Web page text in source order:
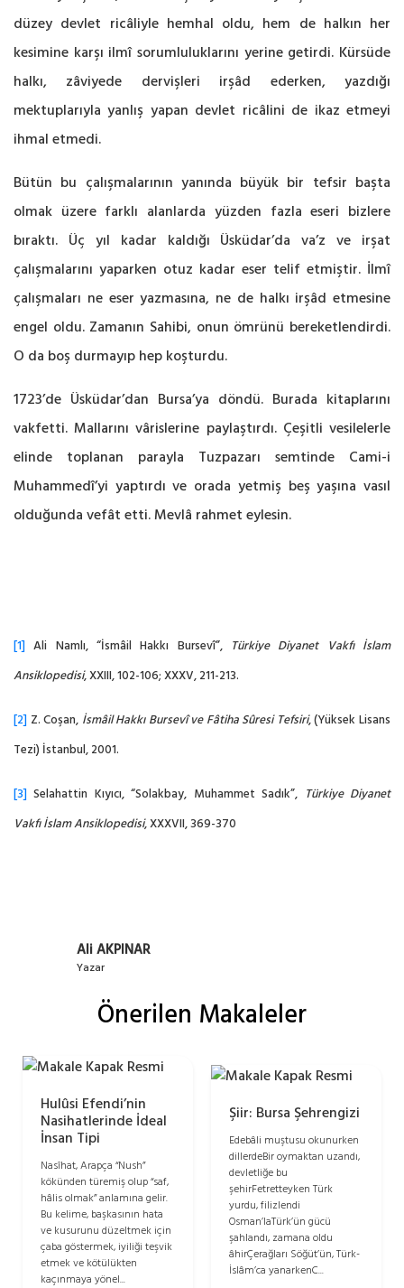
düzey devlet ricâliyle hemhal oldu, hem de halkın her
kesimine karşı ilmî sorumluluklarını yerine getirdi. Kürsüde
halkı, zâviyede dervişleri irşâd ederken, yazdığı
mektuplarıyla yanlış yapan devlet ricâlini de ikaz etmeyi
ihmal etmedi.
Bütün bu çalışmalarının yanında büyük bir tefsir başta
olmak üzere farklı alanlarda yüzden fazla eseri bizlere
bıraktı. Üç yıl kadar kaldığı Üsküdar’da va’z ve irşat
çalışmalarını yaparken otuz kadar eser telif etmiştir. İlmî
çalışmaları ne eser yazmasına, ne de halkı irşâd etmesine
engel oldu. Zamanın Sahibi, onun ömrünü bereketlendirdi.
O da boş durmayıp hep koşturdu.
1723’de Üsküdar’dan Bursa’ya döndü. Burada kitaplarını
vakfetti. Mallarını vârislerine paylaştırdı. Çeşitli vesilelerle
elinde toplanan parayla Tuzpazarı semtinde Cami-i
Muhammedî’yi yaptırdı ve orada yetmiş beş yaşına vasıl
olduğunda vefât etti. Mevlâ rahmet eylesin.
[1] Ali Namlı, “İsmâil Hakkı Bursevî”,
Türkiye Diyanet Vakfı İslam
Ansiklopedisi, XXIII, 102-106; XXXV, 211-213.
[2] Z. Coşan, İsmâil Hakkı Bursevî ve Fâtiha Sûresi Tefsiri, (Yüksek Lisans
Tezi) İstanbul, 2001.
[3] Selahattin Kıyıcı, “Solakbay, Muhammet Sadık”, Türkiye Diyanet
Vakfı İslam Ansiklopedisi, XXXVII, 369-370
Ali AKPINAR
Yazar
Önerilen Makaleler
Hulûsi Efendi’nin
Nasihatlerinde İdeal
İnsan Tipi
Nasîhat, Arapça “Nush”
kökünden türemiş olup “saf,
hâlis olmak” anlamına gelir.
Bu kelime, başkasının hata
ve kusurunu düzeltmek için
çaba göstermek, iyiliği teşvik
etmek ve kötülükten
kaçınmaya yönel...
Şiir: Bursa Şehrengizi
Edebâli muştusu okunurken
dillerdeBir oymaktan uzandı,
devletliğe bu
şehirFetretteyken Türk
yurdu, filizlendi
Osman’laTürk’ün gücü
şahlandı, zamana oldu
âhirÇerağları Söğüt’ün, Türk-
İslâm’ca yanarkenC...